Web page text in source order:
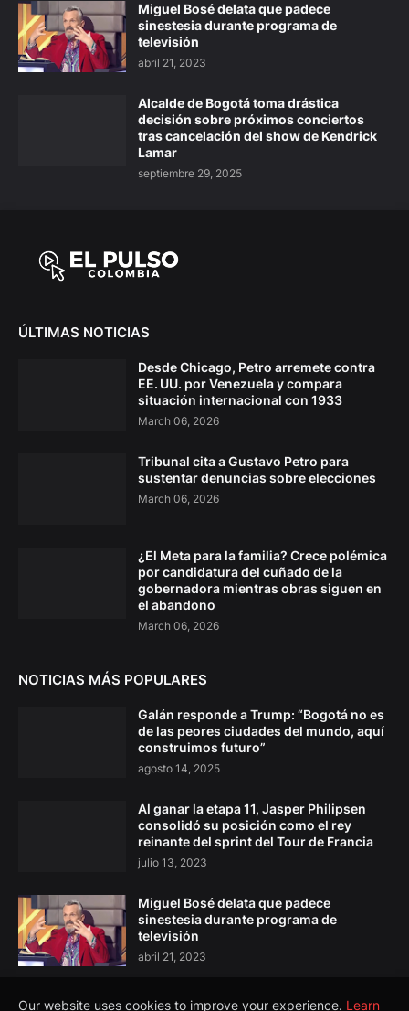
Miguel Bosé delata que padece
sinestesia durante programa de
televisión
abril 21, 2023
Alcalde de Bogotá toma drástica
decisión sobre próximos conciertos
tras cancelación del show de Kendrick
Lamar
septiembre 29, 2025
ÚLTIMAS NOTICIAS
Desde Chicago, Petro arremete contra
EE. UU. por Venezuela y compara
situación internacional con 1933
March 06, 2026
Tribunal cita a Gustavo Petro para
sustentar denuncias sobre elecciones
March 06, 2026
¿El Meta para la familia? Crece polémica
por candidatura del cuñado de la
gobernadora mientras obras siguen en
el abandono
March 06, 2026
NOTICIAS MÁS POPULARES
Galán responde a Trump: “Bogotá no es
de las peores ciudades del mundo, aquí
construimos futuro”
agosto 14, 2025
Al ganar la etapa 11, Jasper Philipsen
consolidó su posición como el rey
reinante del sprint del Tour de Francia
julio 13, 2023
Miguel Bosé delata que padece
sinestesia durante programa de
televisión
abril 21, 2023
Our website uses cookies to improve your experience. Learn